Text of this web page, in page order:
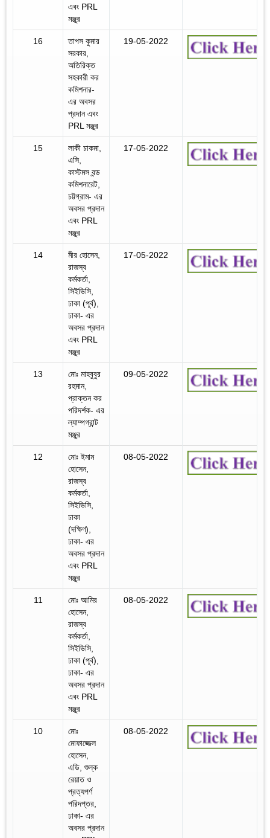
এবং PRL
মঞ্জুর
16
তাপস কুমার
সরকার,
অতিরিক্ত
সহকারী কর
কমিশনার-
এর অবসর
প্রদান এবং
PRL মঞ্জুর
19-05-2022
15
লাকী চাকমা,
এসি,
কাস্টমস বন্ড
কমিশনারেট,
চট্টগ্রাম- এর
অবসর প্রদান
এবং PRL
মঞ্জুর
17-05-2022
14
মীর হোসেন,
রাজস্ব
কর্মকর্তা,
সিইভিসি,
ঢাকা (পূর্ব),
ঢাকা- এর
অবসর প্রদান
এবং PRL
মঞ্জুর
17-05-2022
13
মোঃ মাহবুবুর
রহমান,
প্রাক্তন কর
পরিদর্শক- এর
ল্যাম্পগ্রান্ট
মঞ্জুর
09-05-2022
12
মোঃ ইমাম
হোসেন,
রাজস্ব
কর্মকর্তা,
সিইভিসি,
ঢাকা
(দক্ষিণ),
ঢাকা- এর
অবসর প্রদান
এবং PRL
মঞ্জুর
08-05-2022
11
মোঃ আমির
হোসেন,
রাজস্ব
কর্মকর্তা,
সিইভিসি,
ঢাকা (পূর্ব),
ঢাকা- এর
অবসর প্রদান
এবং PRL
মঞ্জুর
08-05-2022
10
মোঃ
মোফাজ্জেল
হোসেন,
এডি, শুল্ক
রেয়াত ও
প্রত্যপর্ণ
পরিদপ্তর,
ঢাকা- এর
অবসর প্রদান
08-05-2022